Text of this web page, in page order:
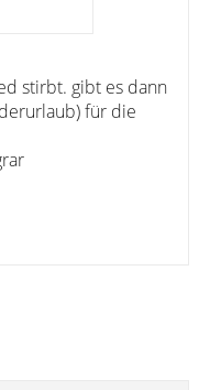
stirbt. gibt es dann
für die